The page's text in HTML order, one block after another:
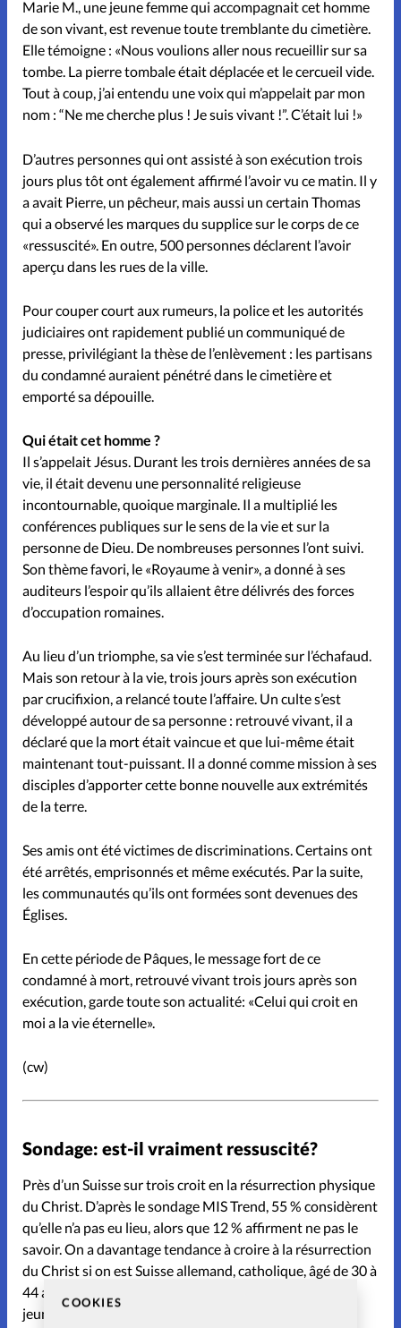
COOKIES
Lecture en ligne
Parrainage
Boutique
À propos
Contact
Marie M., une jeune femme qui accompagnait cet homme
de son vivant, est revenue toute tremblante du cimetière.
Elle témoigne : «Nous voulions aller nous recueillir sur sa
tombe. La pierre tombale était déplacée et le cercueil vide.
Tout à coup, j’ai entendu une voix qui m’appelait par mon
nom : “Ne me cherche plus ! Je suis vivant !”. C’était lui !»
D’autres personnes qui ont assisté à son exécution trois
jours plus tôt ont également affirmé l’avoir vu ce matin. Il y
a avait Pierre, un pêcheur, mais aussi un certain Thomas
qui a observé les marques du supplice sur le corps de ce
«ressuscité». En outre, 500 personnes déclarent l’avoir
aperçu dans les rues de la ville.
Pour couper court aux rumeurs, la police et les autorités
judiciaires ont rapidement publié un communiqué de
presse, privilégiant la thèse de l’enlèvement : les partisans
du condamné auraient pénétré dans le cimetière et
emporté sa dépouille.
Qui était cet homme ?
Il s’appelait Jésus. Durant les trois dernières années de sa
vie, il était devenu une personnalité religieuse
incontournable, quoique marginale. Il a multiplié les
conférences publiques sur le sens de la vie et sur la
personne de Dieu. De nombreuses personnes l’ont suivi.
Son thème favori, le «Royaume à venir», a donné à ses
auditeurs l’espoir qu’ils allaient être délivrés des forces
d’occupation romaines.
Au lieu d’un triomphe, sa vie s’est terminée sur l’échafaud.
Mais son retour à la vie, trois jours après son exécution
par crucifixion, a relancé toute l’affaire. Un culte s’est
développé autour de sa personne : retrouvé vivant, il a
déclaré que la mort était vaincue et que lui-même était
maintenant tout-puissant. Il a donné comme mission à ses
disciples d’apporter cette bonne nouvelle aux extrémités
de la terre.
Ses amis ont été victimes de discriminations. Certains ont
été arrêtés, emprisonnés et même exécutés. Par la suite,
les communautés qu’ils ont formées sont devenues des
Églises.
En cette période de Pâques, le message fort de ce
condamné à mort, retrouvé vivant trois jours après son
exécution, garde toute son actualité: «Celui qui croit en
moi a la vie éternelle».
(cw)
Sondage: est-il vraiment ressuscité?
Près d’un Suisse sur trois croit en la résurrection physique
du Christ. D’après le sondage MIS Trend, 55 % considèrent
qu’elle n’a pas eu lieu, alors que 12 % affirment ne pas le
savoir. On a davantage tendance à croire à la résurrection
du Christ si on est Suisse allemand, catholique, âgé de 30 à
44 ans avec des enfants. Les plus incrédules sont les
jeunes Romands.